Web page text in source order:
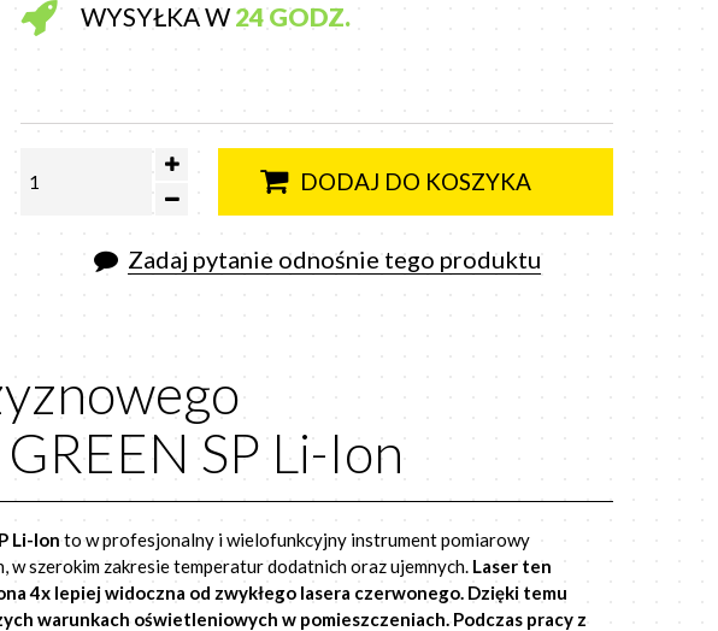
WYSYŁKA W 24 GODZ.
DODAJ DO KOSZYKA
Zadaj pytanie odnośnie tego produktu
SP Li-Ion
Li-Ion to w profesjonalny i wielofunkcyjny instrument pomiarowy
w szerokim zakresie temperatur dodatnich oraz ujemnych. Laser ten
4x lepiej widoczna od zwykłego lasera czerwonego. Dzięki temu
warunkach oświetleniowych w pomieszczeniach. Podczas pracy z